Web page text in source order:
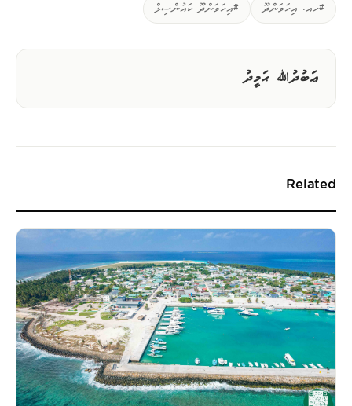
#ހއ. އިހަވަންދޫ #އިހަވަންދޫ ކައުންސިލް
ޢަބުދުﷲ ޙަމީދު
Related